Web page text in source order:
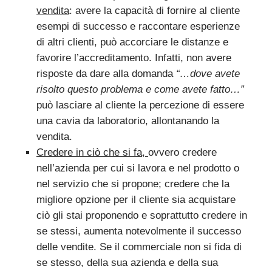
vendita: avere la capacità di fornire al cliente
esempi di successo e raccontare esperienze
di altri clienti, può accorciare le distanze e
favorire l’accreditamento. Infatti, non avere
risposte da dare alla domanda “…dove avete
risolto questo problema e come avete fatto…”
può lasciare al cliente la percezione di essere
una cavia da laboratorio, allontanando la
vendita.
Credere in ciò che si fa, ovvero credere
nell’azienda per cui si lavora e nel prodotto o
nel servizio che si propone; credere che la
migliore opzione per il cliente sia acquistare
ciò gli stai proponendo e soprattutto credere in
se stessi, aumenta notevolmente il successo
delle vendite. Se il commerciale non si fida di
se stesso, della sua azienda e della sua